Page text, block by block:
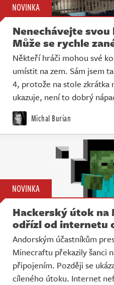
NOVINKA
Nenechávejte
Může se rychle
Někteří hráči mohou své
umístit na zem. Sám jsem
4, protože na stole zkrátka
ukazuje, není to dobrý
Michal Burian
NOVINKA
Hackerský útok
odřízl od internetu
Andorským účastníkům
Minecraftu překazily šanci
připojením. Později se
cíleného útoku. Internet